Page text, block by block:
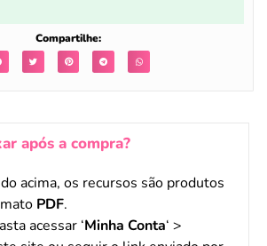
Compartilhe:
após a compra?
acima, os recursos são produtos
PDF.
acessar ‘Minha Conta‘ >